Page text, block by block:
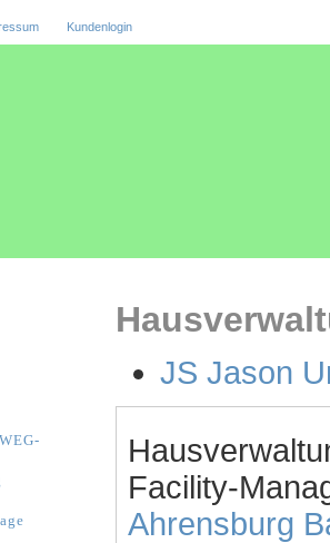
Kundenlogin
JS Jason
Facility-
Ahrensburg
WEG-